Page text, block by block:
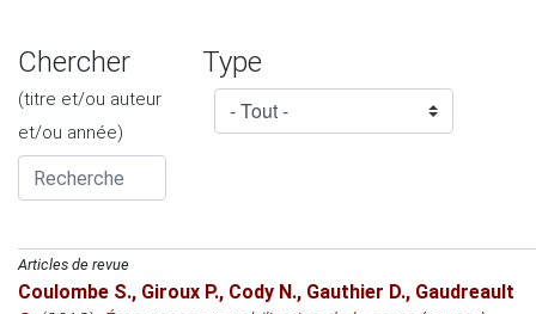
Chercher
(titre et/ou auteur
et/ou année)
Type
Articles de revue
Coulombe S., Giroux P., Cody N., Gauthier D., Gaudreault